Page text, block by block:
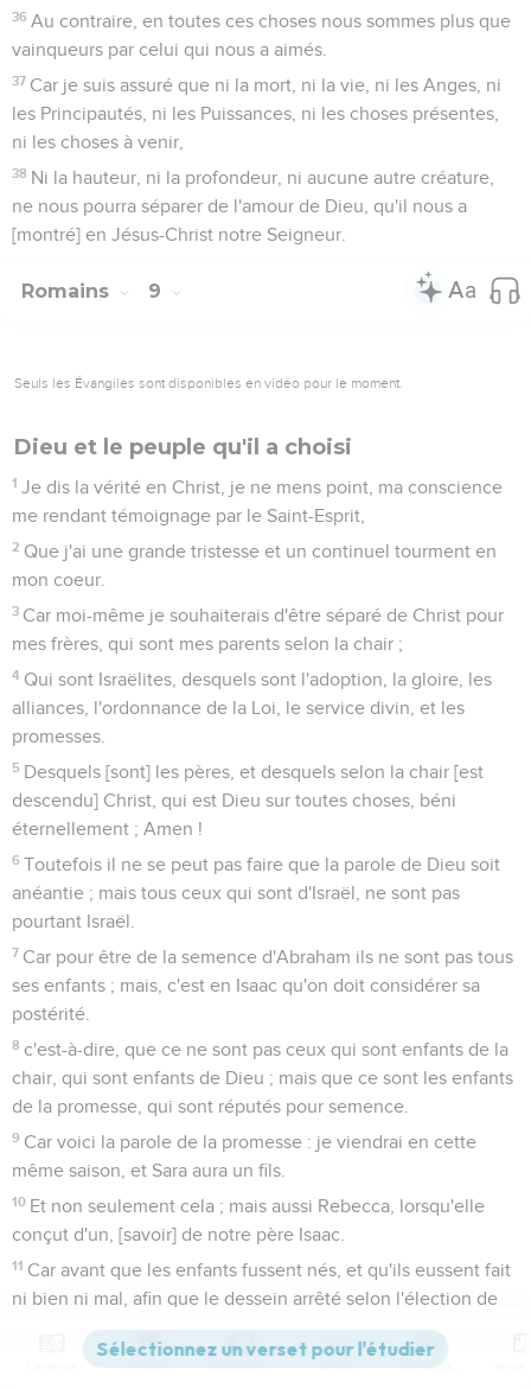
36 Au contraire, en toutes ces choses nous sommes plus que
vainqueurs par celui qui nous a aimés.
37 Car je suis assuré que ni la mort, ni la vie, ni les Anges, ni
les Principautés, ni les Puissances, ni les choses présentes,
ni les choses à venir,
38 Ni la hauteur, ni la profondeur, ni aucune autre créature,
ne nous pourra séparer de l'amour de Dieu, qu'il nous a
[montré] en Jésus-Christ notre Seigneur.
Romains 9
Seuls les Évangiles sont disponibles en vidéo pour le moment.
Dieu et le peuple qu'il a choisi
1 Je dis la vérité en Christ, je ne mens point, ma conscience
me rendant témoignage par le Saint-Esprit,
2 Que j'ai une grande tristesse et un continuel tourment en
mon coeur.
3 Car moi-même je souhaiterais d'être séparé de Christ pour
mes frères, qui sont mes parents selon la chair ;
4 Qui sont Israëlites, desquels sont l'adoption, la gloire, les
alliances, l'ordonnance de la Loi, le service divin, et les
promesses.
5 Desquels [sont] les pères, et desquels selon la chair [est
descendu] Christ, qui est Dieu sur toutes choses, béni
éternellement ; Amen !
6 Toutefois il ne se peut pas faire que la parole de Dieu soit
anéantie ; mais tous ceux qui sont d'Israël, ne sont pas
pourtant Israël.
7 Car pour être de la semence d'Abraham ils ne sont pas tous
ses enfants ; mais, c'est en Isaac qu'on doit considérer sa
postérité.
8 c'est-à-dire, que ce ne sont pas ceux qui sont enfants de la
chair, qui sont enfants de Dieu ; mais que ce sont les enfants
de la promesse, qui sont réputés pour semence.
9 Car voici la parole de la promesse : je viendrai en cette
même saison, et Sara aura un fils.
10 Et non seulement cela ; mais aussi Rebecca, lorsqu'elle
conçut d'un, [savoir] de notre père Isaac.
11 Car avant que les enfants fussent nés, et qu'ils eussent fait
ni bien ni mal, afin que le dessein arrêté selon l'élection de
Dieu demeurât, non point par les oeuvres, mais par celui qui
Versions Commentaires Strong